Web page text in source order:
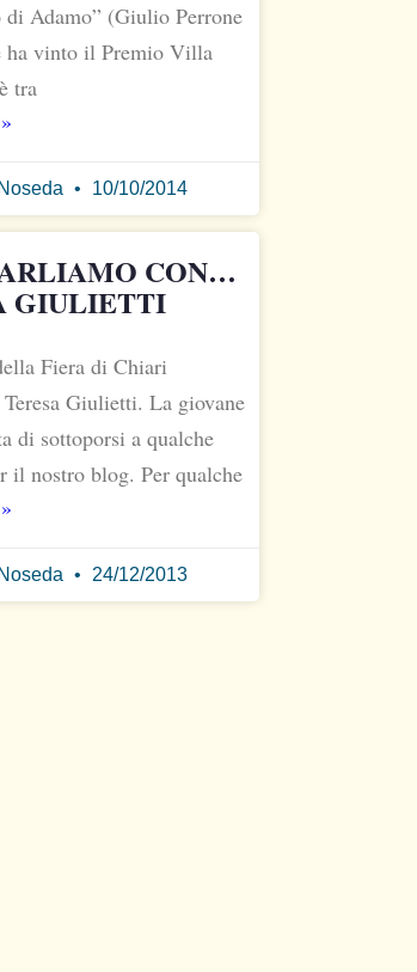
di Adamo” (Giulio Perrone
ha vinto il Premio Villa
tra
10/10/2014
CON…
GIULIETTI
Fiera di Chiari
Giulietti. La giovane
di sottoporsi a qualche
il nostro blog. Per qualche
24/12/2013